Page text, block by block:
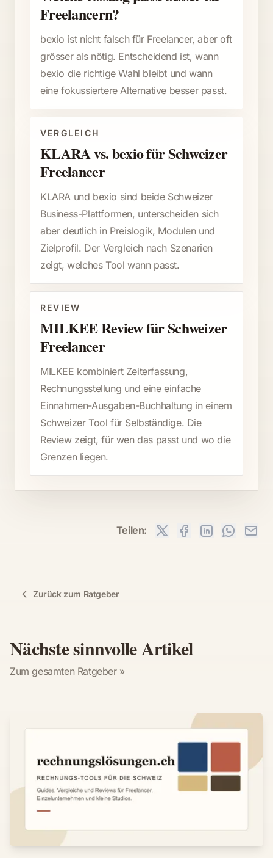
Freelancern?
bexio ist nicht falsch für Freelancer, aber oft
grösser als nötig. Entscheidend ist, wann
bexio die richtige Wahl bleibt und wann
eine fokussiertere Alternative besser passt.
VERGLEICH
KLARA vs. bexio für Schweizer
Freelancer
KLARA und bexio sind beide Schweizer
Business-Plattformen, unterscheiden sich
aber deutlich in Preislogik, Modulen und
Zielprofil. Der Vergleich nach Szenarien
zeigt, welches Tool wann passt.
REVIEW
MILKEE Review für Schweizer
Freelancer
MILKEE kombiniert Zeiterfassung,
Rechnungsstellung und eine einfache
Einnahmen-Ausgaben-Buchhaltung in einem
Schweizer Tool für Selbständige. Die
Review zeigt, für wen das passt und wo die
Grenzen liegen.
Teilen:
Zurück zum Ratgeber
Nächste sinnvolle Artikel
Zum gesamten Ratgeber »